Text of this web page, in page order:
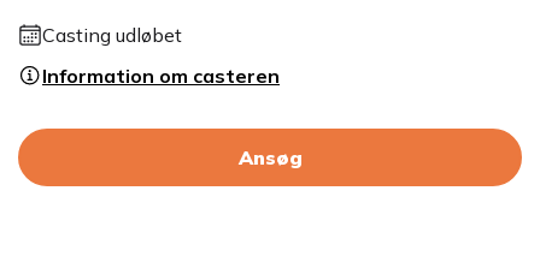
Casting udløbet
Information om casteren
Ansøg